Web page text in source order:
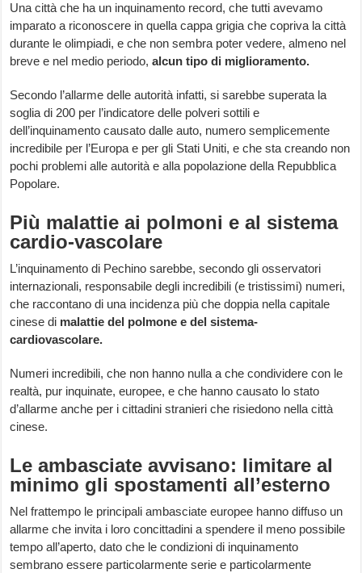
Una città che ha un inquinamento record, che tutti avevamo
imparato a riconoscere in quella cappa grigia che copriva la città
durante le olimpiadi, e che non sembra poter vedere, almeno nel
breve e nel medio periodo,alcun tipo di miglioramento.
Secondo l’allarme delle autorità infatti, si sarebbe superata la
soglia di 200 per l’indicatore delle polveri sottili e
dell’inquinamento causato dalle auto, numero semplicemente
incredibile per l’Europa e per gli Stati Uniti, e che sta creando non
pochi problemi alle autorità e alla popolazione della Repubblica
Popolare.
Più malattie ai polmoni e al sistema
cardio-vascolare
L’inquinamento di Pechino sarebbe, secondo gli osservatori
internazionali, responsabile degli incredibili (e tristissimi) numeri,
che raccontano di una incidenza più che doppia nella capitale
cinese di malattie del polmone e del sistema-
cardiovascolare.
Numeri incredibili, che non hanno nulla a che condividere con le
realtà, pur inquinate, europee, e che hanno causato lo stato
d’allarme anche per i cittadini stranieri che risiedono nella città
cinese.
Le ambasciate avvisano: limitare al
minimo gli spostamenti all’esterno
Nel frattempo le principali ambasciate europee hanno diffuso un
allarme che invita i loro concittadini a spendere il meno possibile
tempo all’aperto, dato che le condizioni di inquinamento
sembrano essere particolarmente serie e particolarmente